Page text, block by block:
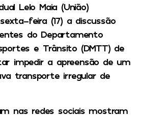
Lelo Maia (União)
feira (17) a discussão
do Departamento
e Trânsito (DMTT) de
impedir a apreensão de um
transporte irregular de
nas redes sociais mostram